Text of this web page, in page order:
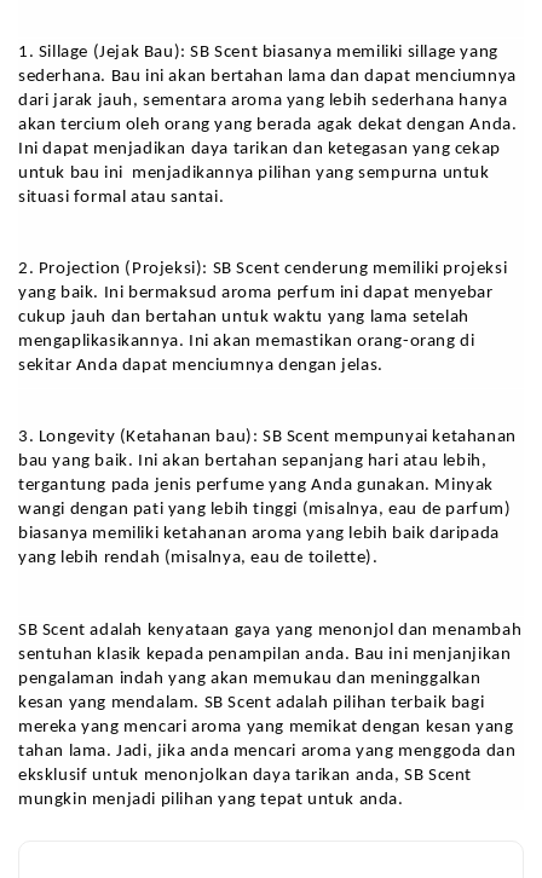
1. Sillage (Jejak Bau): SB Scent biasanya memiliki sillage yang
sederhana. Bau ini akan bertahan lama dan dapat menciumnya
dari jarak jauh, sementara aroma yang lebih sederhana hanya
akan tercium oleh orang yang berada agak dekat dengan Anda.
Ini dapat menjadikan daya tarikan dan ketegasan yang cekap
untuk bau ini  menjadikannya pilihan yang sempurna untuk
situasi formal atau santai.
2. Projection (Projeksi): SB Scent cenderung memiliki projeksi
yang baik. Ini bermaksud aroma perfum ini dapat menyebar
cukup jauh dan bertahan untuk waktu yang lama setelah
mengaplikasikannya. Ini akan memastikan orang-orang di
sekitar Anda dapat menciumnya dengan jelas.
3. Longevity (Ketahanan bau): SB Scent mempunyai ketahanan
bau yang baik. Ini akan bertahan sepanjang hari atau lebih,
tergantung pada jenis perfume yang Anda gunakan. Minyak
wangi dengan pati yang lebih tinggi (misalnya, eau de parfum)
biasanya memiliki ketahanan aroma yang lebih baik daripada
yang lebih rendah (misalnya, eau de toilette).
SB Scent adalah kenyataan gaya yang menonjol dan menambah
sentuhan klasik kepada penampilan anda. Bau ini menjanjikan
pengalaman indah yang akan memukau dan meninggalkan
kesan yang mendalam. SB Scent adalah pilihan terbaik bagi
mereka yang mencari aroma yang memikat dengan kesan yang
tahan lama. Jadi, jika anda mencari aroma yang menggoda dan
eksklusif untuk menonjolkan daya tarikan anda, SB Scent
mungkin menjadi pilihan yang tepat untuk anda.